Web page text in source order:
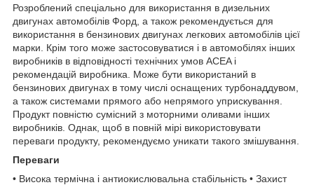
Розроблений спеціально для використання в дизельних
двигунах автомобілів Форд, а також рекомендується для
використання в бензинових двигунах легкових автомобілів цієї
марки. Крім того може застосовуватися і в автомобілях інших
виробників в відповідності технічних умов ACEA і
рекомендацій виробника. Може бути використаний в
бензинових двигунах в тому числі оснащених турбонаддувом,
а також системами прямого або непрямого уприскування.
Продукт повністю сумісний з моторними оливами інших
виробників. Однак, щоб в повній мірі використовувати
переваги продукту, рекомендуємо уникати такого змішування.
Переваги
• Висока термічна і антиокислювальна стабільність • Захист